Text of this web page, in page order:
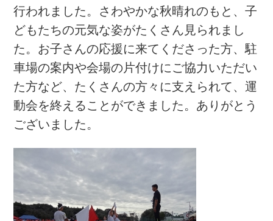
行われました。さわやかな秋晴れのもと、子
どもたちの元気な姿がたくさん見られまし
た。お子さんの応援に来てくださった方、駐
車場の案内や会場の片付けにご協力いただい
た方など、たくさんの方々に支えられて、運
動会を終えることができました。ありがとう
ございました。